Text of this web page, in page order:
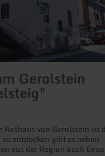
Gerolstein
von Gerolstein ist
entdecken gibt es neben
aus der Region auch